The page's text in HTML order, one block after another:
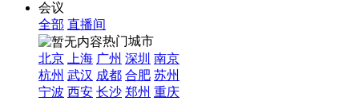
会议
全部 直播间
热门城市
北京
上海 广州 深圳 南京
杭州 武汉 成都 合肥 苏州
宁波 西安 长沙 郑州 重庆